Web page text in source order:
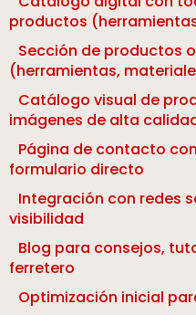
productos
Sección de productos
(herramientas,
Catálogo visual de
imágenes de alta
Página de contacto
formulario directo
Integración con redes
visibilidad
Blog para consejos,
ferretero
Optimización inicial